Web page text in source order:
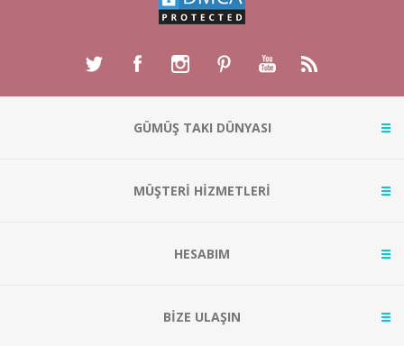
GÜMÜŞ TAKI DÜNYASI
MÜŞTERİ HİZMETLERİ
HESABIM
BİZE ULAŞIN